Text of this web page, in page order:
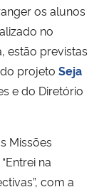
os alunos
no
estão previstas
projeto Seja
e do Diretório
Missões
na
com a